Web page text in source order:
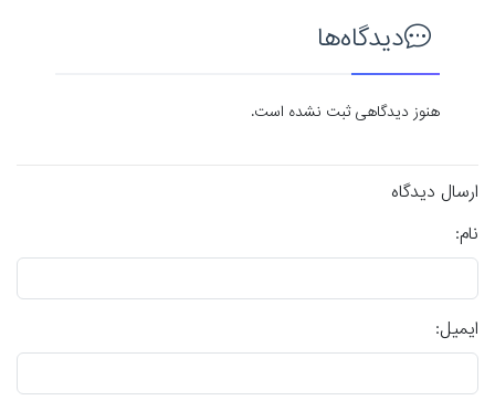
دیدگاه‌ها
هنوز دیدگاهی ثبت نشده است.
ارسال دیدگاه
نام:
ایمیل: